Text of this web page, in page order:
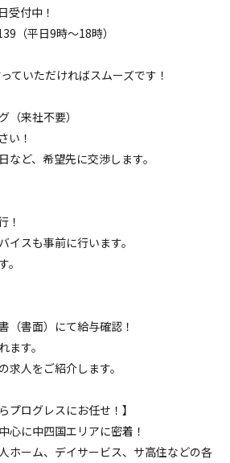
受付中！
（平日9時～18時）
ていただければスムーズです！
来社不要）
い！
など、希望先に交渉します。
！
イスも事前に行います。
（書面）にて給与確認！
ます。
求人をご紹介します。
プログレスにお任せ！】
心に中四国エリアに密着！
ホーム、デイサービス、サ高住などの各